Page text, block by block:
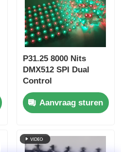
P31.25 8000 Nits
DMX512 SPI Dual
Control
energiezuinige
laagvermogen
outdoor LED mesh
Aanvraag sturen